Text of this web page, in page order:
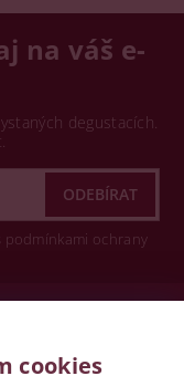
na váš e-
degustacích.
ochrany
cookies